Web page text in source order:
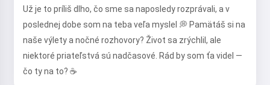
Už je to príliš dlho, čo sme sa naposledy rozprávali, a v
poslednej dobe som na teba veľa myslel 💭 Pamätáš si na
naše výlety a nočné rozhovory? Život sa zrýchlil, ale
niektoré priateľstvá sú nadčasové. Rád by som ťa videl —
čo ty na to? ☕